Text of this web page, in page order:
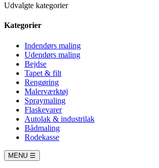
Udvalgte kategorier
Kategorier
Indendørs maling
Udendørs maling
Bejdse
Tapet & filt
Rengøring
Malerværktøj
Spraymaling
Flaskevarer
Autolak & industrilak
Bådmaling
Rodekasse
MENU ☰